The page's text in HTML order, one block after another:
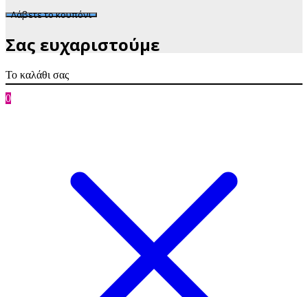
Λάβετε το κουπόνι
Σας ευχαριστούμε
Το καλάθι σας
0